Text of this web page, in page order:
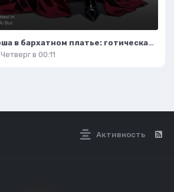
Вампирша в бархатном платье: готическая элегантность и таинственная красота ночи. Изображение из нейросети Flux Ai
Четверг в 00:11
Активность